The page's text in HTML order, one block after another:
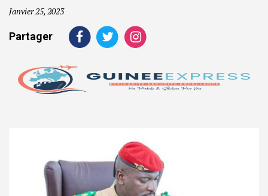
Janvier 25, 2023
Partager